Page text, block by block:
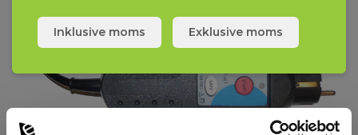
Inklusive moms Exklusive moms